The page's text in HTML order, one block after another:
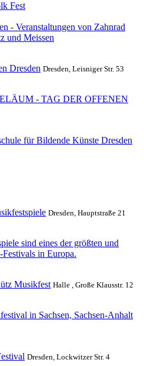
Fest
- Veranstaltungen von Zahnrad
und Meissen
Dresden Dresden, Leisniger Str. 53
- TAG DER OFFENEN
für Bildende Künste Dresden
Dresden, Hauptstraße 21
sind eines der größten und
in Europa.
Musikfest Halle , Große Klausstr. 12
in Sachsen, Sachsen-Anhalt
Dresden, Lockwitzer Str. 4